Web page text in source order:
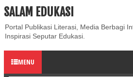
ABOUT CONTACT US
SALAM EDUKASI
Portal Publikasi Literasi, Media Berbagi
Inspirasi Seputar Edukasi.
MENU